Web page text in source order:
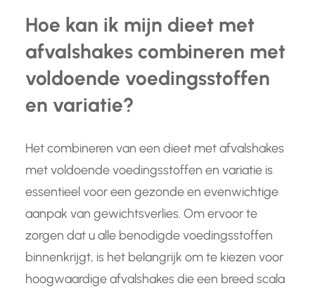
Hoe kan ik mijn dieet met
afvalshakes combineren met
voldoende voedingsstoffen
en variatie?
Het combineren van een dieet met afvalshakes
met voldoende voedingsstoffen en variatie is
essentieel voor een gezonde en evenwichtige
aanpak van gewichtsverlies. Om ervoor te
zorgen dat u alle benodigde voedingsstoffen
binnenkrijgt, is het belangrijk om te kiezen voor
hoogwaardige afvalshakes die een breed scala